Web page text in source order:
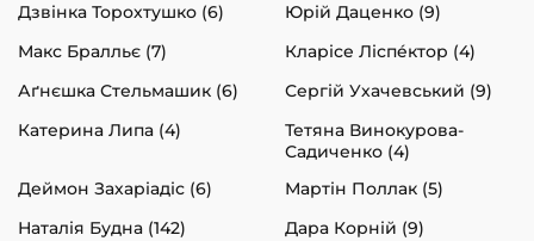
Дзвінка Торохтушко (6)
Юрій Даценко (9)
Макс Бралльє (7)
Кларісе Ліспéктор (4)
Аґнєшка Стельмашик (6)
Сергій Ухачевський (9)
Катерина Липа (4)
Тетяна Винокурова-
Садиченко (4)
Деймон Захаріадіс (6)
Мартін Поллак (5)
Наталія Будна (142)
Дара Корній (9)